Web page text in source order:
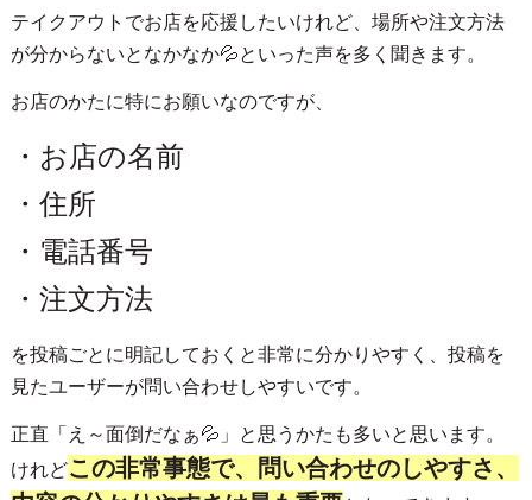
テイクアウトでお店を応援したいけれど、場所や注文方法
が分からないとなかなか💦といった声を多く聞きます。
お店のかたに特にお願いなのですが、
・お店の名前
・住所
・電話番号
・注文方法
を投稿ごとに明記しておくと非常に分かりやすく、投稿を
見たユーザーが問い合わせしやすいです。
正直「え～面倒だなぁ💦」と思うかたも多いと思います。
けれどこの非常事態で、問い合わせのしやすさ、